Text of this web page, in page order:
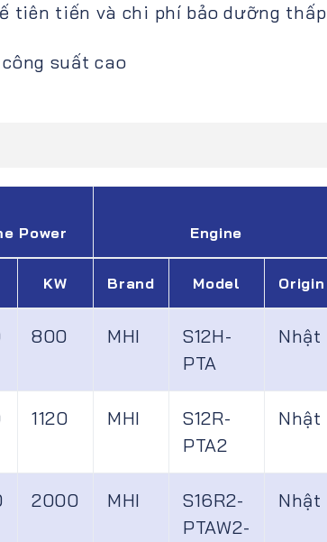
tiên tiến và chi phí bảo dưỡng thấp
suất cao
Power Engine
KW Brand Model Origin
800 MHI
S12H-
PTA
Nhật
1120 MHI
S12R-
PTA2
Nhật
2000 MHI
S16R2-
PTAW2-
Nhật